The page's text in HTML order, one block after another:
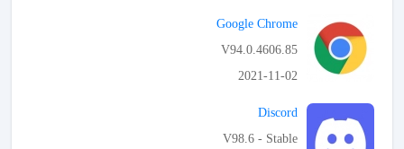
Google Chrome
V94.0.4606.85
2021-11-02
Discord
V98.6 - Stable